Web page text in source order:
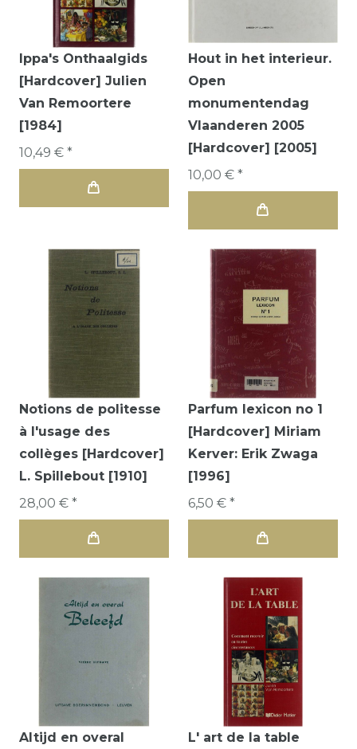
Ippa's Onthaalgids
[Hardcover] Julien
Van Remoortere
[1984]
10,49 € *
Hout in het interieur.
Open
monumentendag
Vlaanderen 2005
[Hardcover] [2005]
10,00 € *
Notions de politesse
à l'usage des
collèges [Hardcover]
L. Spillebout [1910]
28,00 € *
Parfum lexicon no 1
[Hardcover] Miriam
Kerver: Erik Zwaga
[1996]
6,50 € *
Altijd en overal L' art de la table